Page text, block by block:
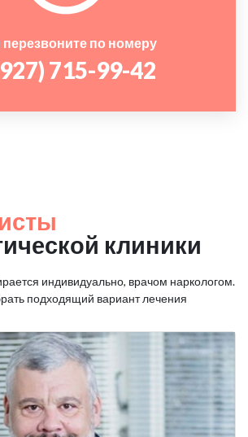
по номеру
715-99-42
клиники
индивидуально, врачом наркологом.
подходящий вариант лечения